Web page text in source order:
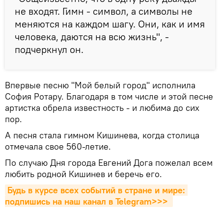
не входят. Гимн - символ, а символы не
меняются на каждом шагу. Они, как и имя
человека, даются на всю жизнь", -
подчеркнул он.
Впервые песню "Мой белый город" исполнила
София Ротару. Благодаря в том числе и этой песне
артистка обрела известность - и любима до сих
пор.
А песня стала гимном Кишинева, когда столица
отмечала свое 560-летие.
По случаю Дня города Евгений Дога пожелал всем
любить родной Кишинев и беречь его.
Будь в курсе всех событий в стране и мире:
подпишись на наш канал в Telegram>>>